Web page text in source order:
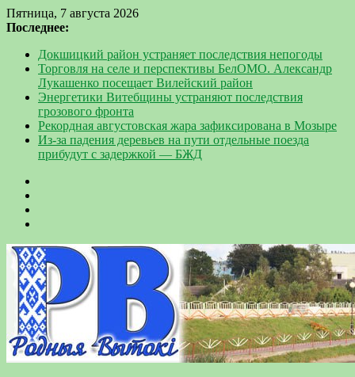
Пятница, 7 августа 2026
Последнее:
Докшицкий район устраняет последствия непогоды
Торговля на селе и перспективы БелОМО. Александр
Лукашенко посещает Вилейский район
Энергетики Витебщины устраняют последствия
грозового фронта
Рекордная августовская жара зафиксирована в Мозыре
Из-за падения деревьев на пути отдельные поезда
прибудут с задержкой — БЖД